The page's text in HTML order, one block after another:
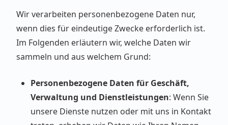
Wir verarbeiten personenbezogene Daten nur,
wenn dies für eindeutige Zwecke erforderlich ist.
Im Folgenden erläutern wir, welche Daten wir
sammeln und aus welchem Grund:
Personenbezogene Daten für Geschäft,
Verwaltung und Dienstleistungen: Wenn Sie
unsere Dienste nutzen oder mit uns in Kontakt